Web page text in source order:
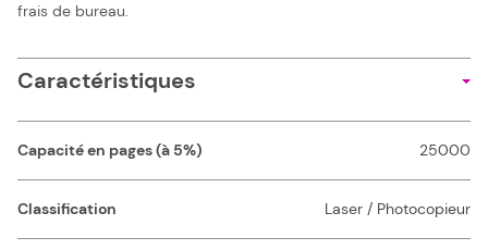
frais de bureau.
Caractéristiques
Capacité en pages (à 5%) 25000
Classification Laser / Photocopieur